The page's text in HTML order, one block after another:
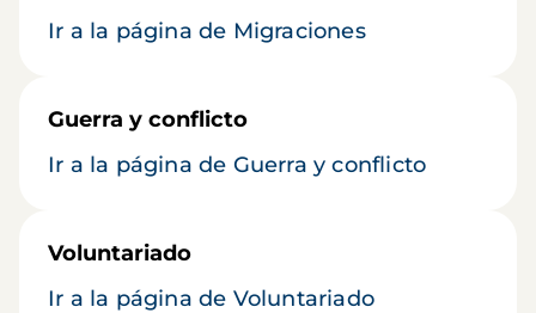
Ir a la página de Migraciones
Guerra y conflicto
Ir a la página de Guerra y conflicto
Voluntariado
Ir a la página de Voluntariado